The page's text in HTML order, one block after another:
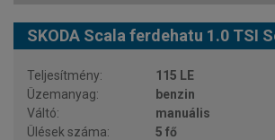
SKODA Scala ferdehatu 1.0 TSI
115 LE
benzin
manuális
5 fő